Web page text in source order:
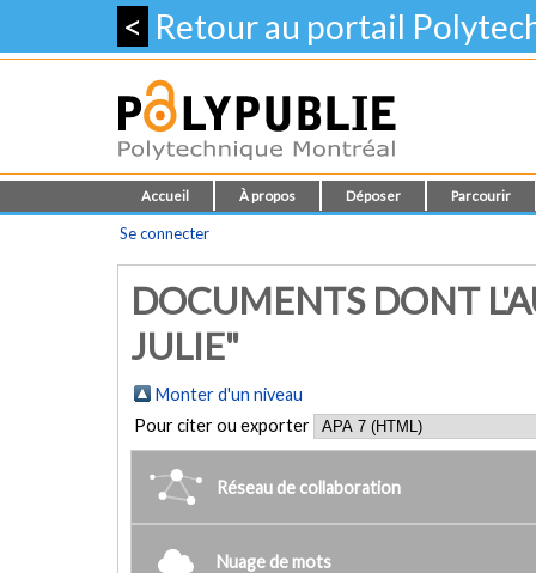
< Retour au portail
Accueil À propos Déposer Parcourir
Se connecter
DOCUMENTS DONT
JULIE"
Monter d'un niveau
Pour citer ou exporter
Réseau de collaboration
Nuage de mots